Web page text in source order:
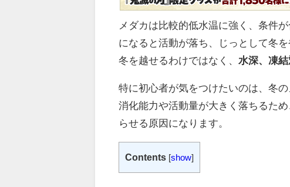
メダカは比較的低水温に強く、条件
になると活動が落ち、じっとして冬
冬を越せるわけではなく、 水深、凍
特に初心者が気をつけたいのは、冬
消化能力や活動量が大きく落ちるた
らせる原因になります。
Contents [show